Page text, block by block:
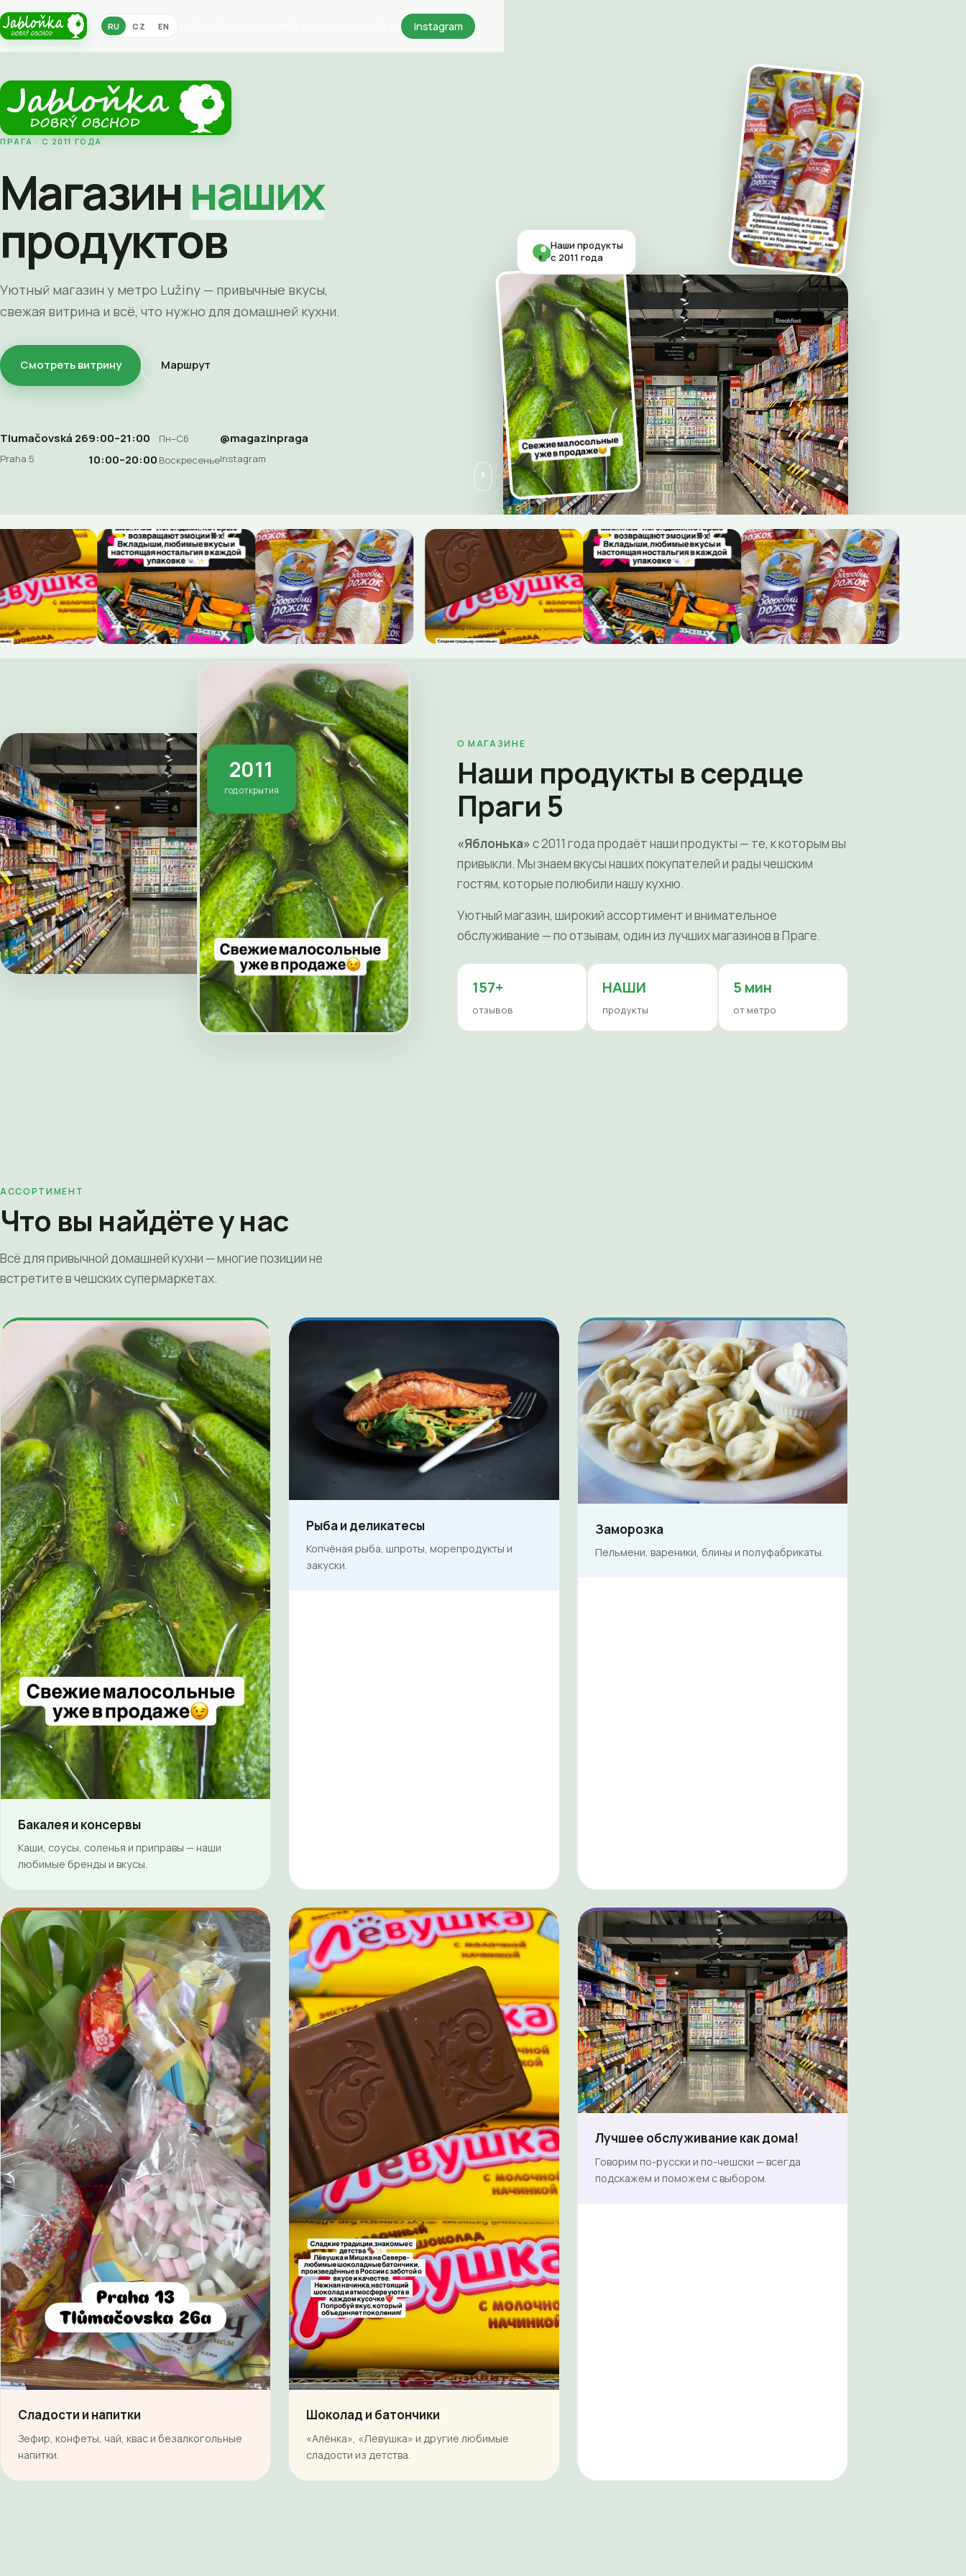
RU CZ EN Фото Instagram
ПРАГА · С 2011 ГОДА
Магазиннаших
продуктов
Уютный магазин у метро Lužiny — привычные вкусы,
свежая витрина и всё, что нужно для домашней кухни.
Смотреть витрину Маршрут
Tlumačovská 26
Praha 5
9:00–21:00 Пн–Сб
10:00–20:00 Воскресенье
@magazinpraga
Instagram
Наши продукты
с 2011 года
2011
год открытия
О МАГАЗИНЕ
Наши продукты в сердце
Праги 5
«Яблонька»с 2011 года продаёт наши продукты — те, к которым вы
привыкли. Мы знаем вкусы наших покупателей и рады чешским
гостям, которые полюбили нашу кухню.
Уютный магазин, широкий ассортимент и внимательное
обслуживание — по отзывам, один из лучших магазинов в Праге.
157+
отзывов
НАШИ
продукты
5 мин
от метро
АССОРТИМЕНТ
Что вы найдёте у нас
Всё для привычной домашней кухни — многие позиции не
встретите в чешских супермаркетах.
Бакалея и консервы
Каши, соусы, соленья и приправы — наши
любимые бренды и вкусы.
Рыба и деликатесы
Копчёная рыба, шпроты, морепродукты и
закуски.
Заморозка
Пельмени, вареники, блины и полуфабрикаты.
Сладости и напитки
Зефир, конфеты, чай, квас и безалкогольные
напитки.
Шоколад и батончики
«Алёнка», «Левушка» и другие любимые
сладости из детства.
Лучшее обслуживание как дома!
Говорим по-русски и по-чешски — всегда
подскажем и поможем с выбором.